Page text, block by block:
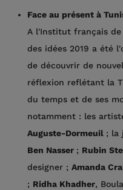
Face au présent à
A l'Institut français
des idées 2019 a été
de découvrir de
réflexion reflétant la
du temps et de ses
notamment : les
Auguste-Dormeuil​ ; la
Ben Nasser ; Rubin
designer ; Amanda
; Ridha Khadher,